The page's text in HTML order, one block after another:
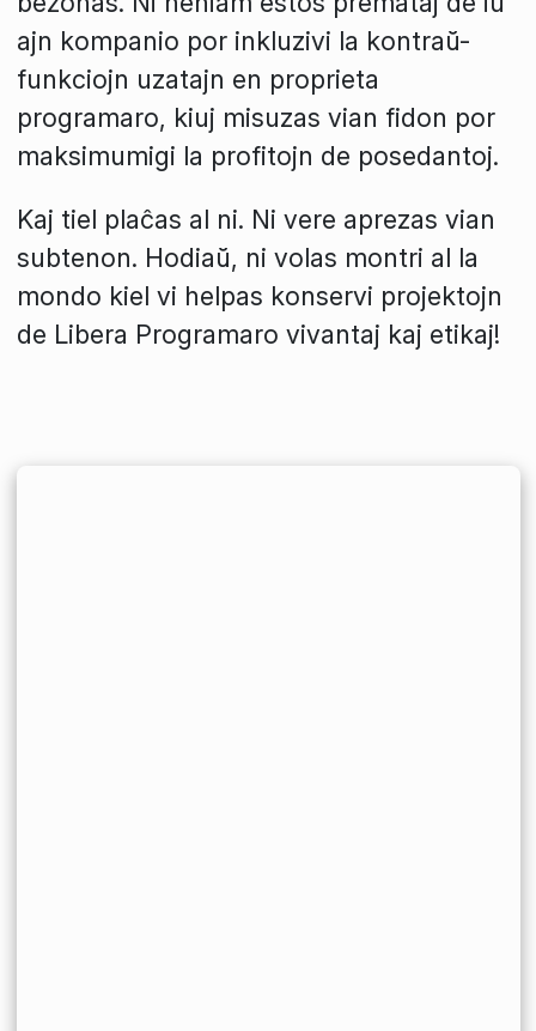
ajn kompanio por inkluzivi la kontraŭ-
funkciojn uzatajn en proprieta
programaro, kiuj misuzas vian fidon por
maksimumigi la profitojn de posedantoj.
Kaj tiel plaĉas al ni. Ni vere aprezas vian
subtenon. Hodiaŭ, ni volas montri al la
mondo kiel vi helpas konservi projektojn
de Libera Programaro vivantaj kaj etikaj!